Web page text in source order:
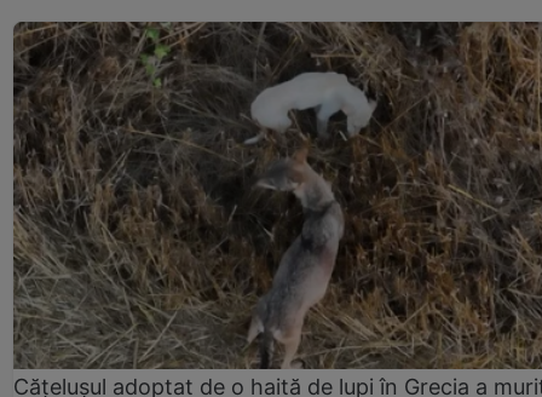
Cățelușul adoptat de o haită de lupi în Grecia a